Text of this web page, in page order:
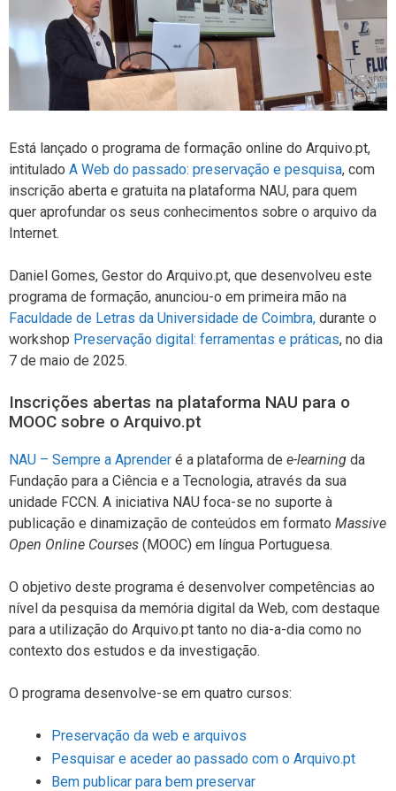
Está lançado o programa de formação online do Arquivo.pt,
intitulado A Web do passado: preservação e pesquisa, com
inscrição aberta e gratuita na plataforma NAU, para quem
quer aprofundar os seus conhecimentos sobre o arquivo da
Internet.
Daniel Gomes, Gestor do Arquivo.pt, que desenvolveu este
programa de formação, anunciou-o em primeira mão na
Faculdade de Letras da Universidade de Coimbra, durante o
workshop Preservação digital: ferramentas e práticas, no dia
7 de maio de 2025.
Inscrições abertas na plataforma NAU para o
MOOC sobre o Arquivo.pt
NAU – Sempre a Aprender é a plataforma de e-learning da
Fundação para a Ciência e a Tecnologia, através da sua
unidade FCCN. A iniciativa NAU foca-se no suporte à
publicação e dinamização de conteúdos em formato Massive
Open Online Courses (MOOC) em língua Portuguesa.
O objetivo deste programa é desenvolver competências ao
nível da pesquisa da memória digital da Web, com destaque
para a utilização do Arquivo.pt tanto no dia-a-dia como no
contexto dos estudos e da investigação.
O programa desenvolve-se em quatro cursos:
Preservação da web e arquivos
Pesquisar e aceder ao passado com o Arquivo.pt
Bem publicar para bem preservar